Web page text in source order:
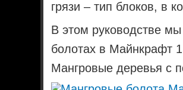
грязи – тип блоков, в
В этом руководстве
болотах в Майнкрафт
Мангровые деревья с